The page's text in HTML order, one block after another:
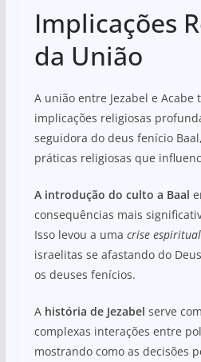
Implicações
da União
A união entre Jezabel e Acabe
implicações religiosas
seguidora do deus fenício
práticas religiosas que
A introdução do culto a Baal
consequências mais
Isso levou a uma crise espiritual
israelitas se afastando do
os deuses fenícios.
A história de Jezabel serve
complexas interações entre
mostrando como as decisões